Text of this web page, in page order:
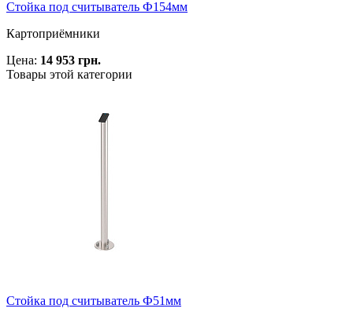
Стойка под считыватель Ф154мм
Картоприёмники
Цена: 14 953 грн.
Товары этой категории
Стойка под считыватель Ф51мм